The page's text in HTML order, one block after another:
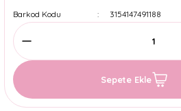
Barkod Kodu
3154147491188
Sepete Ekle